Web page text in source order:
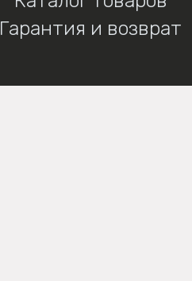
Гарантия и возврат